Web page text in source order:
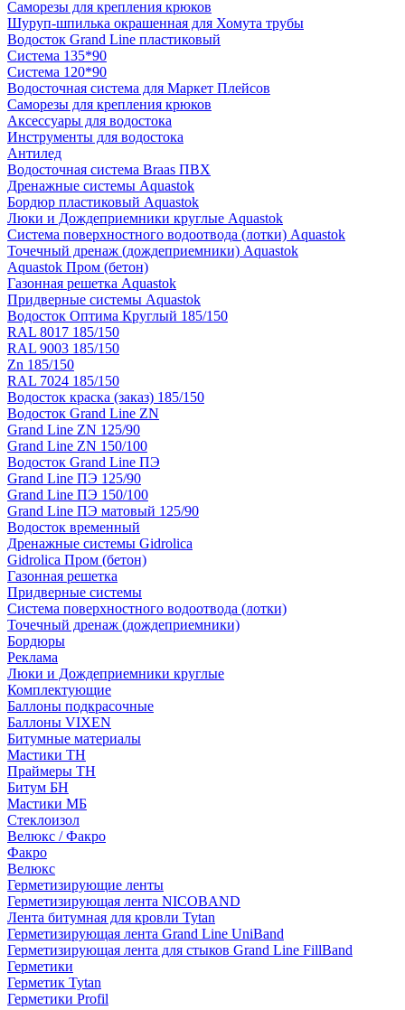
Саморезы для крепления крюков
Шуруп-шпилька окрашенная для Хомута трубы
Водосток Grand Line пластиковый
Система 135*90
Система 120*90
Водосточная система для Маркет Плейсов
Саморезы для крепления крюков
Аксессуары для водостока
Инструменты для водостока
Антилед
Водосточная система Braas ПВХ
Дренажные системы Aquastok
Бордюр пластиковый Aquastok
Люки и Дождеприемники круглые Aquastok
Система поверхностного водоотвода (лотки) Aquastok
Точечный дренаж (дождеприемники) Aquastok
Aquastok Пром (бетон)
Газонная решетка Aquastok
Придверные системы Aquastok
Водосток Оптима Круглый 185/150
RAL 8017 185/150
RAL 9003 185/150
Zn 185/150
RAL 7024 185/150
Водосток краска (заказ) 185/150
Водосток Grand Line ZN
Grand Line ZN 125/90
Grand Line ZN 150/100
Водосток Grand Line ПЭ
Grand Line ПЭ 125/90
Grand Line ПЭ 150/100
Grand Line ПЭ матовый 125/90
Водосток временный
Дренажные системы Gidrolica
Gidrolica Пром (бетон)
Газонная решетка
Придверные системы
Система поверхностного водоотвода (лотки)
Точечный дренаж (дождеприемники)
Бордюры
Рекламa
Люки и Дождеприемники круглые
Комплектующие
Баллоны подкрасочные
Баллоны VIXEN
Битумные материалы
Мастики ТН
Праймеры ТН
Битум БН
Мастики МБ
Стеклоизол
Велюкс / Факро
Факро
Велюкс
Герметизирующие ленты
Герметизирующая лента NICOBAND
Лента битумная для кровли Tytan
Герметизирующая лента Grand Line UniBand
Герметизирующая лента для стыков Grand Line FillBand
Герметики
Герметик Tytan
Герметики Profil